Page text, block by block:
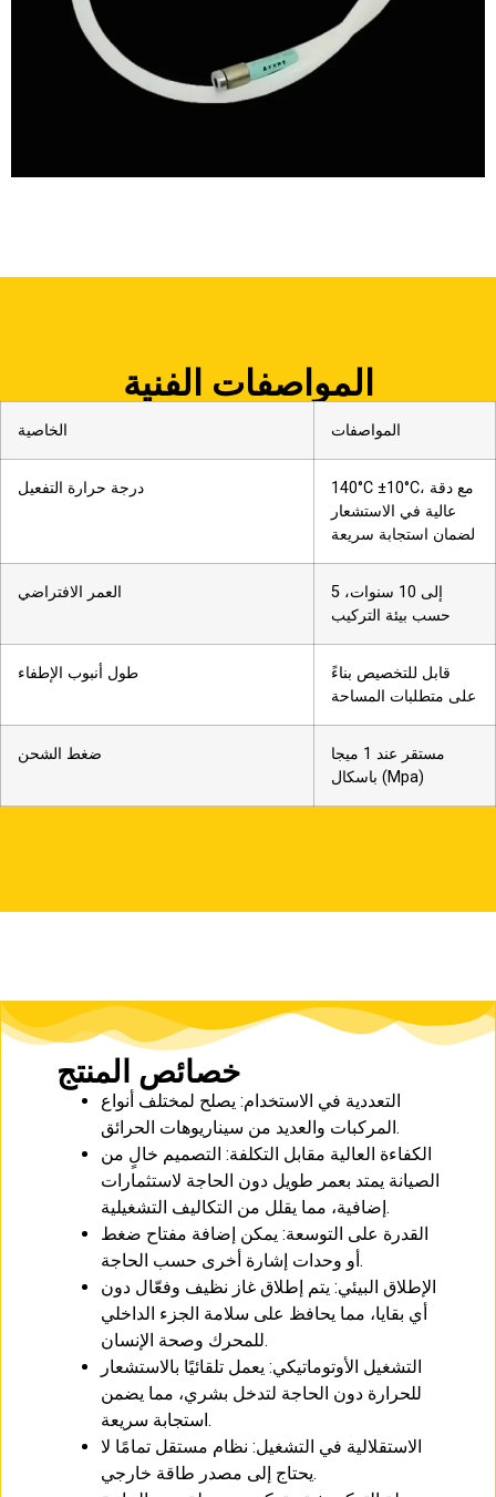
المواصفات الفنية
الخاصية المواصفات
درجة حرارة التفعيل
140°C ±10°C، مع دقة
عالية في الاستشعار
لضمان استجابة سريعة
العمر الافتراضي
5 إلى 10 سنوات،
حسب بيئة التركيب
طول أنبوب الإطفاء
قابل للتخصيص بناءً
على متطلبات المساحة
ضغط الشحن
مستقر عند 1 ميجا
باسكال (Mpa)
خصائص المنتج
التعددية في الاستخدام: يصلح لمختلف أنواع
المركبات والعديد من سيناريوهات الحرائق.
الكفاءة العالية مقابل التكلفة: التصميم خالٍ من
الصيانة يمتد بعمر طويل دون الحاجة لاستثمارات
إضافية، مما يقلل من التكاليف التشغيلية.
القدرة على التوسعة: يمكن إضافة مفتاح ضغط
أو وحدات إشارة أخرى حسب الحاجة.
الإطلاق البيئي: يتم إطلاق غاز نظيف وفعّال دون
أي بقايا، مما يحافظ على سلامة الجزء الداخلي
للمحرك وصحة الإنسان.
التشغيل الأوتوماتيكي: يعمل تلقائيًا بالاستشعار
للحرارة دون الحاجة لتدخل بشري، مما يضمن
استجابة سريعة.
الاستقلالية في التشغيل: نظام مستقل تمامًا لا
يحتاج إلى مصدر طاقة خارجي.